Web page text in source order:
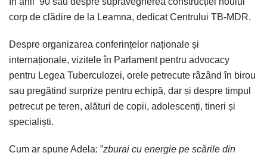
corp de clădire de la Leamna, dedicat Centrului TB-MDR.
Despre organizarea conferințelor naționale și
internaționale, vizitele în Parlament pentru advocacy
pentru Legea Tuberculozei, orele petrecute râzând în birou
sau pregătind surprize pentru echipă, dar și despre timpul
petrecut pe teren, alături de copii, adolescenți, tineri și
specialiști.
Cum ar spune Adela: ”zburai cu energie pe scările din